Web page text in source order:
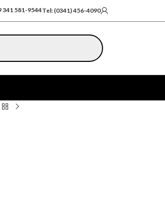
341 581-9544Tel: (0341) 456-4090